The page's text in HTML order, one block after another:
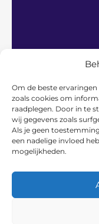
Om de beste
zoals cookies om
raadplegen. Door in te
wij gegevens zoals
Als je geen
een nadelige invloed
mogelijkheden.